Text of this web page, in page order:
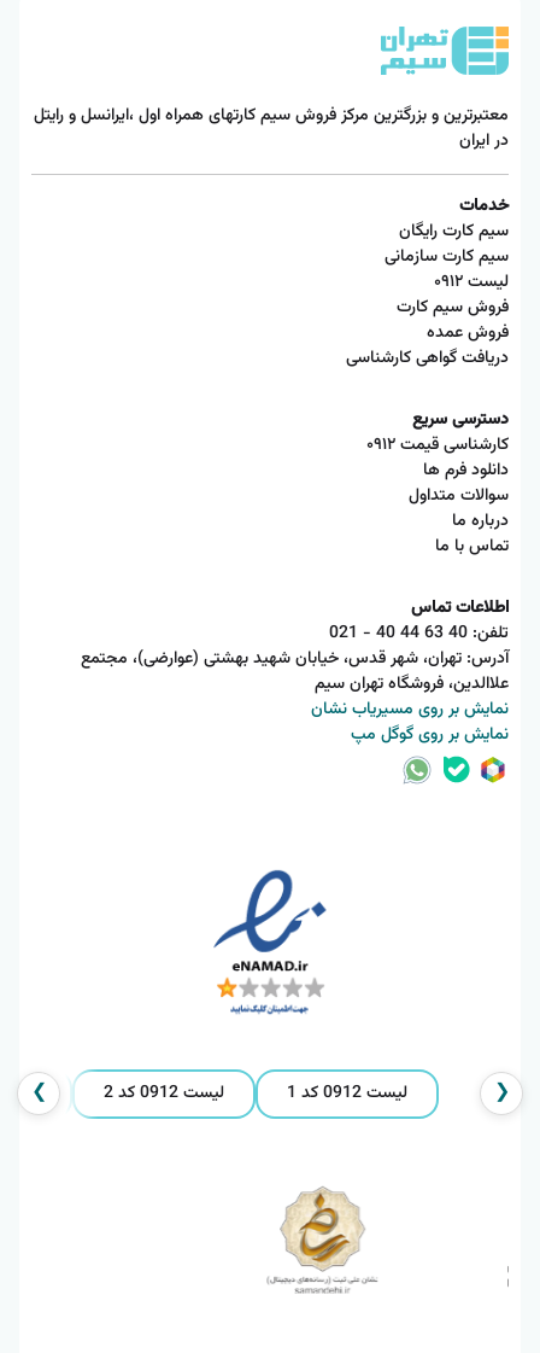
معتبرترین و بزرگترین مرکز فروش سیم کارتهای همراه اول ،ایرانسل و رایتل
در ایران
خدمات
سیم کارت رایگان
سیم کارت سازمانی
لیست ۰۹۱۲
فروش سیم کارت
فروش عمده
دریافت گواهی کارشناسی
دسترسی سریع
کارشناسی قیمت ۰۹۱۲
دانلود فرم ها
سوالات متداول
درباره ما
تماس با ما
اطلاعات تماس
تلفن: 021 - 40 44 63 40
آدرس: تهران، شهر قدس، خیابان شهید بهشتی (عوارضی)، مجتمع
علاالدین، فروشگاه تهران سیم
نمایش بر روی مسیریاب نشان
نمایش بر روی گوگل مپ
❮ لیست 0912 کد 1 لیست 0912 کد 2 لیست 0912❯